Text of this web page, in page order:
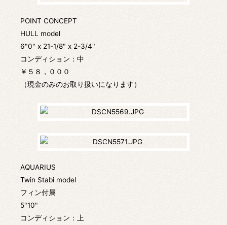
POINT CONCEPT
HULL model
6"0" x 21-1/8" x 2-3/4"
コンディション：中
￥５８，０００
（現金のみのお取り扱いになります）
AQUARIUS
Twin Stabi model
フィン付属
5"10"
コンディション：上